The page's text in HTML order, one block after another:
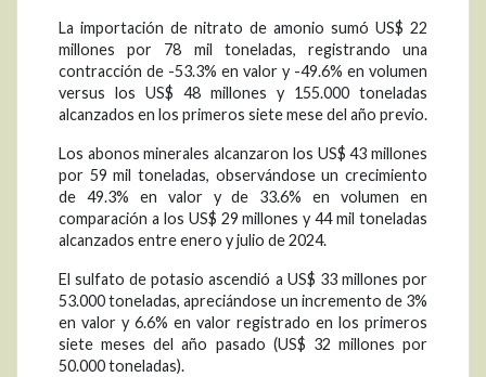
La importación de nitrato de amonio sumó US$ 22
millones por 78 mil toneladas, registrando una
contracción de -53.3% en valor y -49.6% en volumen
versus los US$ 48 millones y 155.000 toneladas
alcanzados en los primeros siete mese del año previo.
Los abonos minerales alcanzaron los US$ 43 millones
por 59 mil toneladas, observándose un crecimiento
de 49.3% en valor y de 33.6% en volumen en
comparación a los US$ 29 millones y 44 mil toneladas
alcanzados entre enero y julio de 2024.
El sulfato de potasio ascendió a US$ 33 millones por
53.000 toneladas, apreciándose un incremento de 3%
en valor y 6.6% en valor registrado en los primeros
siete meses del año pasado (US$ 32 millones por
50.000 toneladas).